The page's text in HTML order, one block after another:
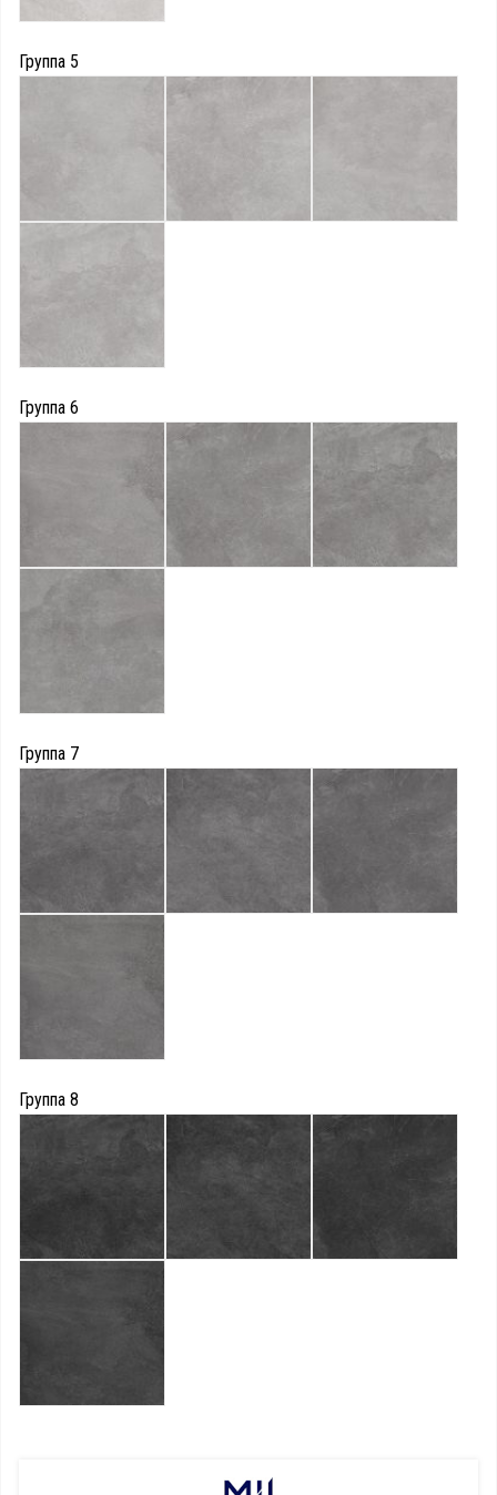
Группа 5
Группа 6
Группа 7
Группа 8